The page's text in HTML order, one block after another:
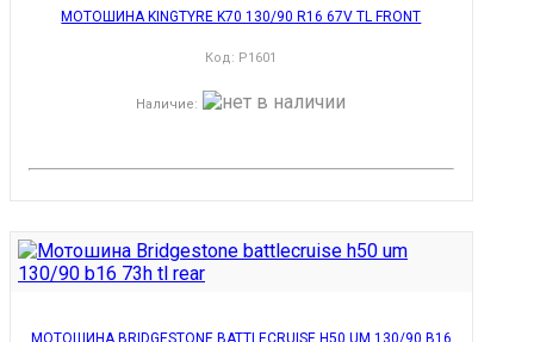
МОТОШИНА KINGTYRE K70 130/90 R16 67V TL FRONT
Код: P1601
Наличие:
МОТОШИНА BRIDGESTONE BATTLECRUISE H50 UM 130/90 B16